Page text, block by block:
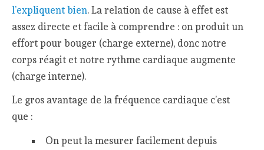
l’expliquent bien. La relation de cause à effet est
assez directe et facile à comprendre : on produit un
effort pour bouger (charge externe), donc notre
corps réagit et notre rythme cardiaque augmente
(charge interne).
Le gros avantage de la fréquence cardiaque c’est
que :
On peut la mesurer facilement depuis